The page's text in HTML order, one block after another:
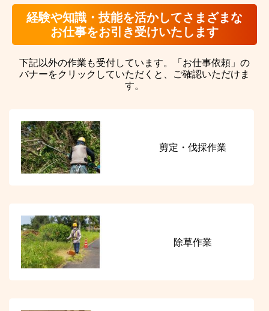
経験や知識・技能を活かしてさまざまな
お仕事をお引き受けいたします
下記以外の作業も受付しています。「お仕事依頼」の
バナーをクリックしていただくと、ご確認いただけま
す。
剪定・伐採作業
除草作業